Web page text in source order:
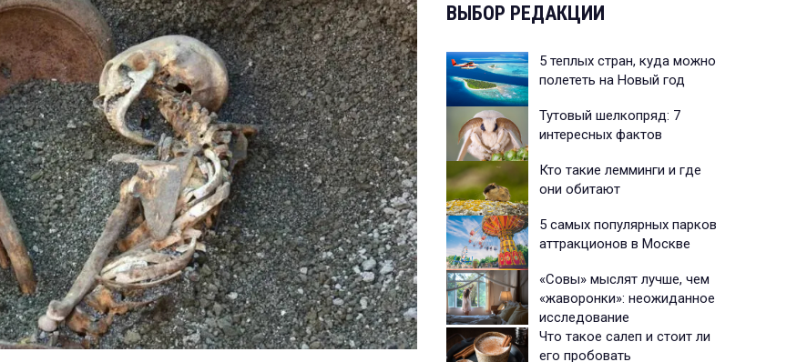
ВЫБОР РЕДАКЦИИ
5 теплых стран, куда можно
полететь на Новый год
Тутовый шелкопряд: 7
интересных фактов
Кто такие лемминги и где
они обитают
5 самых популярных парков
аттракционов в Москве
«Совы» мыслят лучше, чем
«жаворонки»: неожиданное
исследование
Что такое салеп и стоит ли
его пробовать